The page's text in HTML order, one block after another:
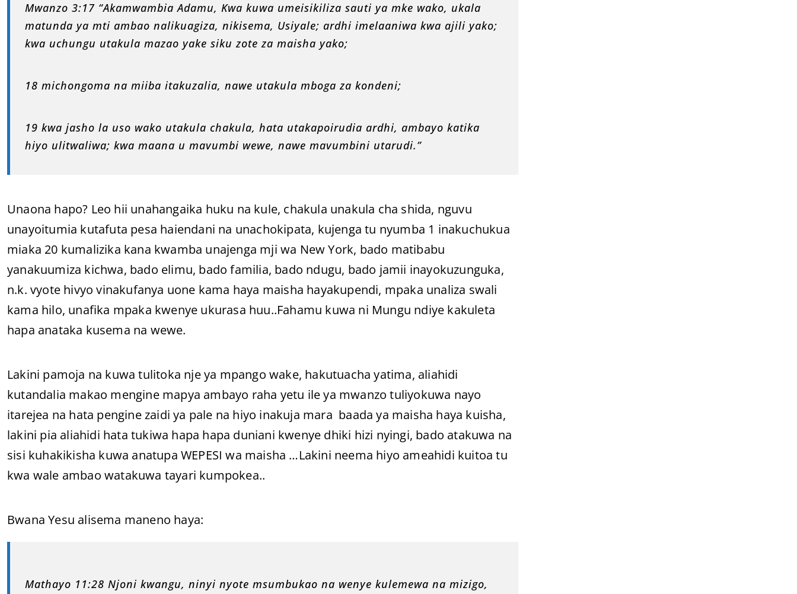
Mwanzo 3:17 “Akamwambia Adamu, Kwa kuwa umeisikiliza sauti ya mke wako, ukala
matunda ya mti ambao nalikuagiza, nikisema, Usiyale; ardhi imelaaniwa kwa ajili yako;
kwa uchungu utakula mazao yake siku zote za maisha yako;
18 michongoma na miiba itakuzalia, nawe utakula mboga za kondeni;
19 kwa jasho la uso wako utakula chakula, hata utakapoirudia ardhi, ambayo katika
hiyo ulitwaliwa; kwa maana u mavumbi wewe, nawe mavumbini utarudi.”
Unaona hapo? Leo hii unahangaika huku na kule, chakula unakula cha shida, nguvu
unayoitumia kutafuta pesa haiendani na unachokipata, kujenga tu nyumba 1 inakuchukua
miaka 20 kumalizika kana kwamba unajenga mji wa New York, bado matibabu
yanakuumiza kichwa, bado elimu, bado familia, bado ndugu, bado jamii inayokuzunguka,
n.k. vyote hivyo vinakufanya uone kama haya maisha hayakupendi, mpaka unaliza swali
kama hilo, unafika mpaka kwenye ukurasa huu..Fahamu kuwa ni Mungu ndiye kakuleta
hapa anataka kusema na wewe.
Lakini pamoja na kuwa tulitoka nje ya mpango wake, hakutuacha yatima, aliahidi
kutandalia makao mengine mapya ambayo raha yetu ile ya mwanzo tuliyokuwa nayo
itarejea na hata pengine zaidi ya pale na hiyo inakuja mara baada ya maisha haya kuisha,
lakini pia aliahidi hata tukiwa hapa hapa duniani kwenye dhiki hizi nyingi, bado atakuwa na
sisi kuhakikisha kuwa anatupa WEPESI wa maisha …Lakini neema hiyo ameahidi kuitoa tu
kwa wale ambao watakuwa tayari kumpokea..
Bwana Yesu alisema maneno haya:
Mathayo 11:28 Njoni kwangu, ninyi nyote msumbukao na wenye kulemewa na mizigo,